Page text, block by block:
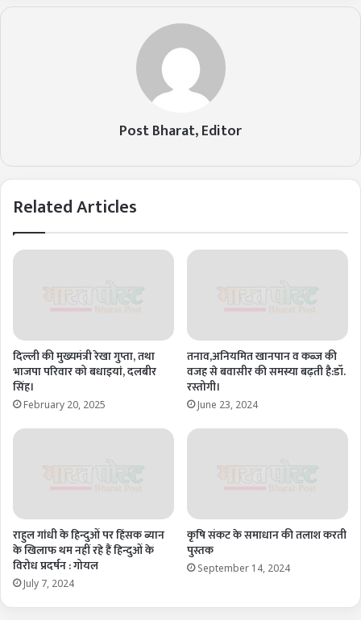
Post Bharat, Editor
Related Articles
दिल्ली की मुख्यमंत्री रेखा गुप्ता, तथा
भाजपा परिवार को बधाइयां, दलबीर
सिंह।
February 20, 2025
तनाव,अनियमित खानपान व कब्ज की
वजह से बवासीर की समस्या बढ़ती है:डॉ.
रस्तोगी।
June 23, 2024
राहुल गांधी के हिन्दुओं पर हिंसक ब्यान
के खिलाफ थम नहीं रहे हैं हिन्दुओं के
विरोध प्रदर्षन : गोयल
July 7, 2024
कृषि संकट के समाधान की तलाश करती
पुस्तक
September 14, 2024